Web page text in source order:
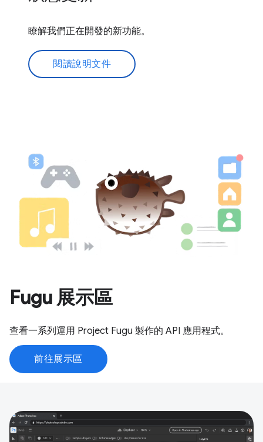
瞭解我們正在開發的新功能。
閱讀說明文件
Fugu 展示區
查看一系列運用 Project Fugu 製作的 API 應用程式。
前往展示區